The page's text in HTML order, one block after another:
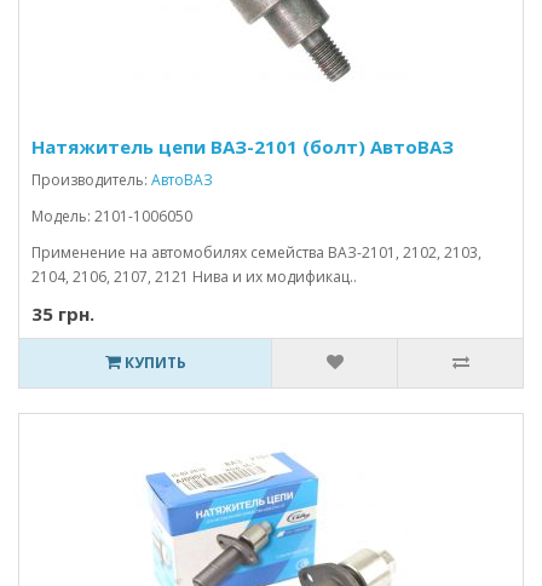
Натяжитель цепи ВАЗ-2101 (болт) АвтоВАЗ
Производитель: АвтоВАЗ
Модель: 2101-1006050
Применение на автомобилях семейства ВАЗ-2101, 2102, 2103,
2104, 2106, 2107, 2121 Нива и их модификац..
35 грн.
КУПИТЬ